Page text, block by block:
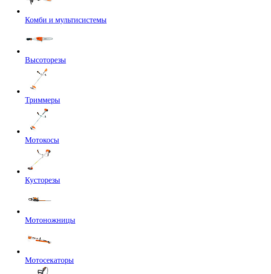
Комби и мультисистемы
Высоторезы
Триммеры
Мотокосы
Кусторезы
Мотоножницы
Мотосекаторы